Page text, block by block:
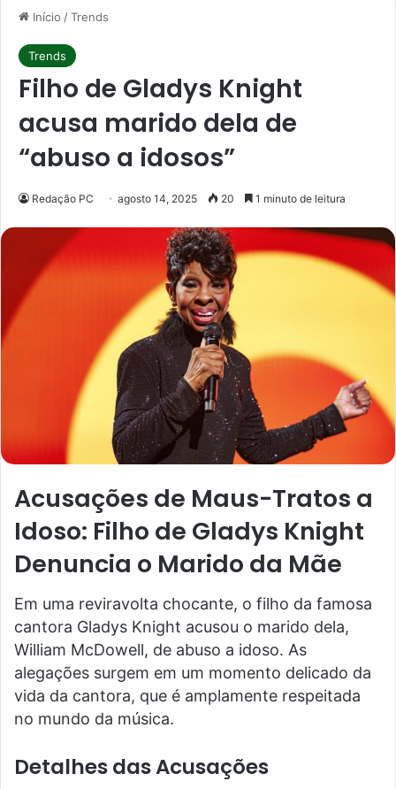
Início /Trends
Trends
Filho de Gladys Knight
acusa marido dela de
“abuso a idosos”
Redação PC agosto 14, 2025 20 1 minuto de leitura
Acusações de Maus-Tratos a
Idoso: Filho de Gladys Knight
Denuncia o Marido da Mãe
Em uma reviravolta chocante, o filho da famosa
cantora Gladys Knight acusou o marido dela,
William McDowell, de abuso a idoso. As
alegações surgem em um momento delicado da
vida da cantora, que é amplamente respeitada
no mundo da música.
Detalhes das Acusações